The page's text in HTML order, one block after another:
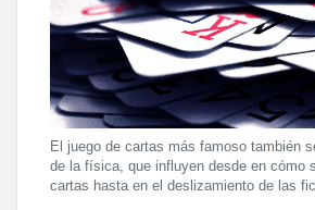
El juego de cartas más famoso también
de la física, que influyen desde en cómo
cartas hasta en el deslizamiento de las